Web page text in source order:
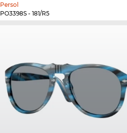
Persol
PO3398S - 181/R5